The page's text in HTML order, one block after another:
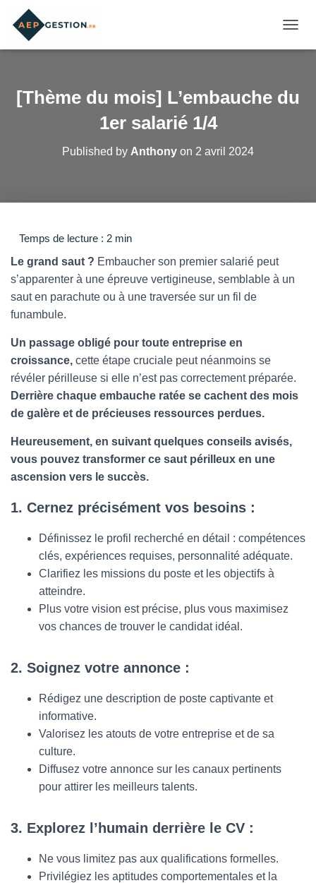
[Thème du mois] L’embauche du
1er salarié 1/4
Published by Anthony on 2 avril 2024
Le grand saut ? Embaucher son premier salarié peut
s’apparenter à une épreuve vertigineuse, semblable à un
saut en parachute ou à une traversée sur un fil de
funambule.
Un passage obligé pour toute entreprise en
croissance, cette étape cruciale peut néanmoins se
révéler périlleuse si elle n’est pas correctement préparée.
Derrière chaque embauche ratée se cachent des mois
de galère et de précieuses ressources perdues.
Heureusement, en suivant quelques conseils avisés,
vous pouvez transformer ce saut périlleux en une
ascension vers le succès.
1. Cernez précisément vos besoins :
Définissez le profil recherché en détail : compétences
clés, expériences requises, personnalité adéquate.
Clarifiez les missions du poste et les objectifs à
atteindre.
Plus votre vision est précise, plus vous maximisez
vos chances de trouver le candidat idéal.
2. Soignez votre annonce :
Rédigez une description de poste captivante et
informative.
Valorisez les atouts de votre entreprise et de sa
culture.
Diffusez votre annonce sur les canaux pertinents
pour attirer les meilleurs talents.
3. Explorez l’humain derrière le CV :
Ne vous limitez pas aux qualifications formelles.
Privilégiez les aptitudes comportementales et la